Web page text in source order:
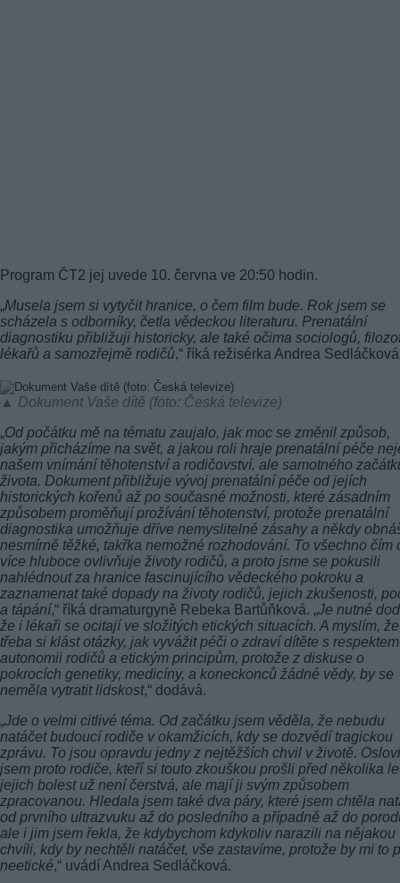
Program ČT2 jej uvede 10. června ve 20:50 hodin.
„Musela jsem si vytyčit hranice, o čem film bude. Rok jsem se
scházela s odborníky, četla vědeckou literaturu. Prenatální
diagnostiku přibližuji historicky, ale také očima sociologů,
lékařů a samozřejmě rodičů,“ říká režisérka Andrea
▲ Dokument Vaše dítě (foto: Česká televize)
„Od počátku mě na tématu zaujalo, jak moc se změnil způsob,
jakým přicházíme na svět, a jakou roli hraje prenatální péče
našem vnímání těhotenství a rodičovství, ale samotného
života. Dokument přibližuje vývoj prenatální péče od jejích
historických kořenů až po současné možnosti, které zásadním
způsobem proměňují prožívání těhotenství, protože prenatální
diagnostika umožňuje dříve nemyslitelné zásahy a někdy
nesmírně těžké, takřka nemožné rozhodování. To všechno čím
více hluboce ovlivňuje životy rodičů, a proto jsme se pokusili
nahlédnout za hranice fascinujícího vědeckého pokroku a
zaznamenat také dopady na životy rodičů, jejich zkušenosti,
a tápání,“ říká dramaturgyně Rebeka Bartůňková. „Je nutné
že i lékaři se ocitají ve složitých etických situacích. A myslím,
třeba si klást otázky, jak vyvážit péči o zdraví dítěte s
autonomii rodičů a etickým principům, protože z diskuse o
pokrocích genetiky, medicíny, a koneckonců žádné vědy, by se
neměla vytratit lidskost,“ dodává.
„Jde o velmi citlivé téma. Od začátku jsem věděla, že nebudu
natáčet budoucí rodiče v okamžicích, kdy se dozvědí tragickou
zprávu. To jsou opravdu jedny z nejtěžších chvil v životě.
jsem proto rodiče, kteří si touto zkouškou prošli před několika
jejich bolest už není čerstvá, ale mají ji svým způsobem
zpracovanou. Hledala jsem také dva páry, které jsem chtěla
od prvního ultrazvuku až do posledního a případně až do
ale i jim jsem řekla, že kdybychom kdykoliv narazili na nějakou
chvíli, kdy by nechtěli natáčet, vše zastavíme, protože by mi to
neetické,“ uvádí Andrea Sedláčková.